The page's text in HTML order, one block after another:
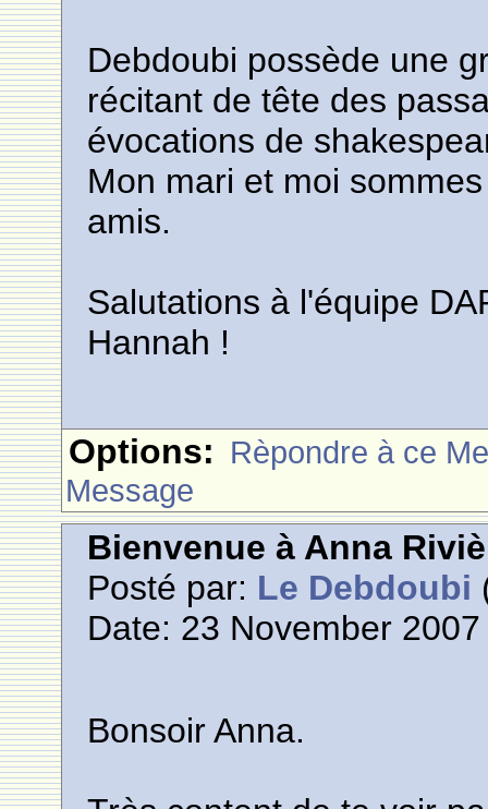
Debdoubi possède une
récitant de tête des
évocations de
Mon mari et moi
amis.
Salutations à l'équipe
Hannah !
Options: Rèpondre à ce
Message
Bienvenue à Anna
Posté par: Le Debdoubi
Date: 23 November
Bonsoir Anna.